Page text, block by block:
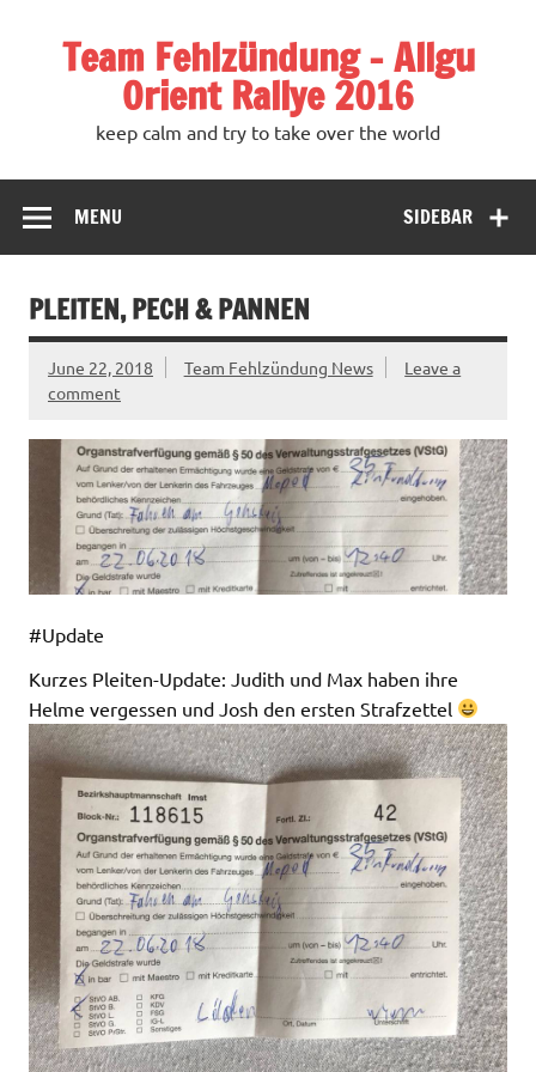
Team Fehlzündung – Allgu
Orient Rallye 2016
keep calm and try to take over the world
SIDEBAR
MENU
PLEITEN, PECH & PANNEN
June 22, 2018 Team Fehlzündung News
Leave a
comment
#Update
Kurzes Pleiten-Update: Judith und Max haben ihre
Helme vergessen und Josh den ersten Strafzettel